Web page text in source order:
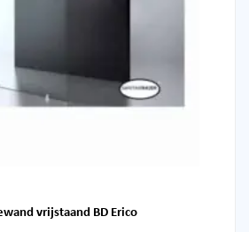
Inloopdouche douchewand vrijstaand BD Erico